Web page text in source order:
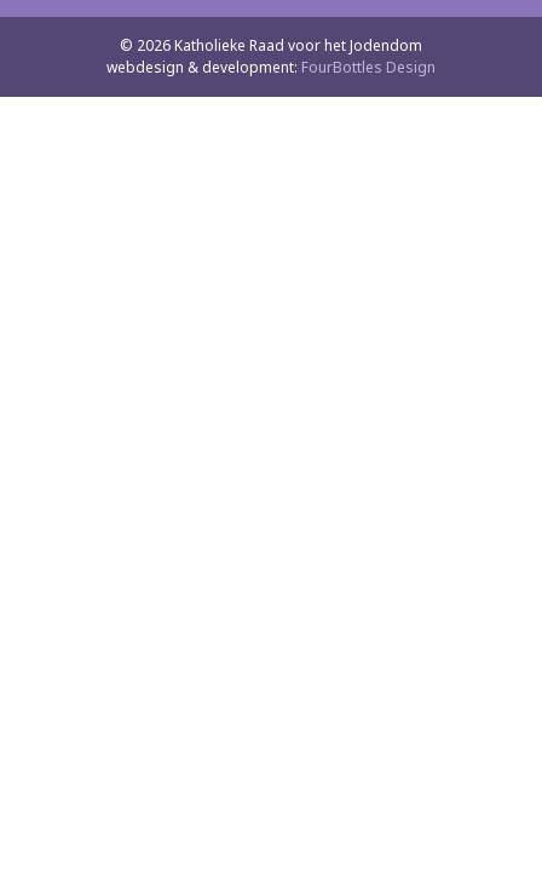
© 2026 Katholieke Raad voor het Jodendom
webdesign & development: FourBottles Design